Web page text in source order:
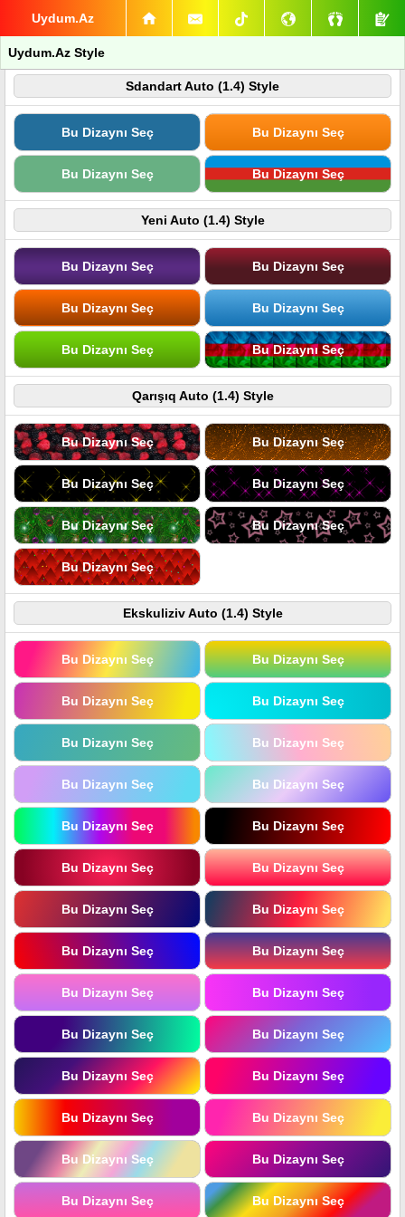
Uydum.Az
Uydum.Az Style
Sdandart Auto (1.4) Style
Bu Dizaynı Seç Bu Dizaynı Seç
Bu Dizaynı Seç Bu Dizaynı Seç
Yeni Auto (1.4) Style
Bu Dizaynı Seç Bu Dizaynı Seç
Bu Dizaynı Seç Bu Dizaynı Seç
Bu Dizaynı Seç Bu Dizaynı Seç
Qarışıq Auto (1.4) Style
Bu Dizaynı Seç Bu Dizaynı Seç
Bu Dizaynı Seç Bu Dizaynı Seç
Bu Dizaynı Seç Bu Dizaynı Seç
Bu Dizaynı Seç
Ekskuliziv Auto (1.4) Style
Bu Dizaynı Seç Bu Dizaynı Seç
Bu Dizaynı Seç Bu Dizaynı Seç
Bu Dizaynı Seç Bu Dizaynı Seç
Bu Dizaynı Seç Bu Dizaynı Seç
Bu Dizaynı Seç Bu Dizaynı Seç
Bu Dizaynı Seç Bu Dizaynı Seç
Bu Dizaynı Seç Bu Dizaynı Seç
Bu Dizaynı Seç Bu Dizaynı Seç
Bu Dizaynı Seç Bu Dizaynı Seç
Bu Dizaynı Seç Bu Dizaynı Seç
Bu Dizaynı Seç Bu Dizaynı Seç
Bu Dizaynı Seç Bu Dizaynı Seç
Bu Dizaynı Seç Bu Dizaynı Seç
Bu Dizaynı Seç Bu Dizaynı Seç